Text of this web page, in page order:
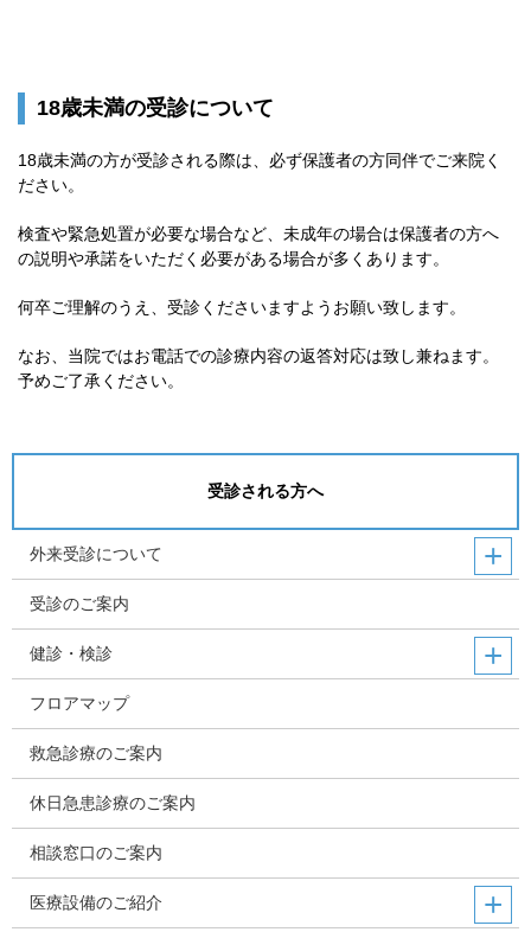
18歳未満の受診について
18歳未満の方が受診される際は、必ず保護者の方同伴でご来院く
ださい。
検査や緊急処置が必要な場合など、未成年の場合は保護者の方へ
の説明や承諾をいただく必要がある場合が多くあります。
何卒ご理解のうえ、受診くださいますようお願い致します。
なお、当院ではお電話での診療内容の返答対応は致し兼ねます。
予めご了承ください。
受診される方へ
外来受診について
受診のご案内
健診・検診
フロアマップ
救急診療のご案内
休日急患診療のご案内
相談窓口のご案内
医療設備のご紹介